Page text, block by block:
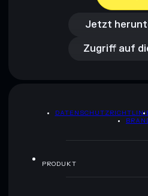
Jetzt
Zugriff auf
Zugriff auf
PRODUKT